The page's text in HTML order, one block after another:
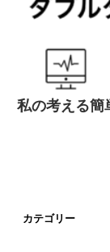
私の考える簡
カテゴリー